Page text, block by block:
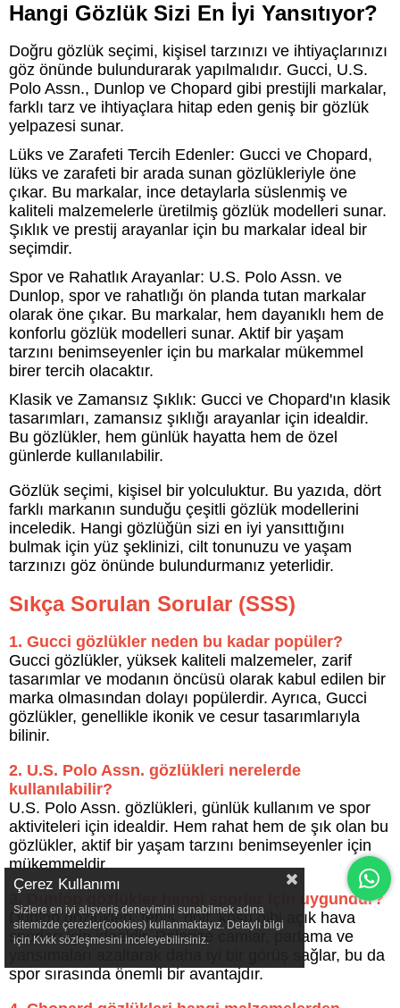
Hangi Gözlük Sizi En İyi Yansıtıyor?
Doğru gözlük seçimi, kişisel tarzınızı ve ihtiyaçlarınızı
göz önünde bulundurarak yapılmalıdır. Gucci, U.S.
Polo Assn., Dunlop ve Chopard gibi prestijli markalar,
farklı tarz ve ihtiyaçlara hitap eden geniş bir gözlük
yelpazesi sunar.
Lüks ve Zarafeti Tercih Edenler: Gucci ve Chopard,
lüks ve zarafeti bir arada sunan gözlükleriyle öne
çıkar. Bu markalar, ince detaylarla süslenmiş ve
kaliteli malzemelerle üretilmiş gözlük modelleri sunar.
Şıklık ve prestij arayanlar için bu markalar ideal bir
seçimdir.
Spor ve Rahatlık Arayanlar: U.S. Polo Assn. ve
Dunlop, spor ve rahatlığı ön planda tutan markalar
olarak öne çıkar. Bu markalar, hem dayanıklı hem de
konforlu gözlük modelleri sunar. Aktif bir yaşam
tarzını benimseyenler için bu markalar mükemmel
birer tercih olacaktır.
Klasik ve Zamansız Şıklık: Gucci ve Chopard'ın klasik
tasarımları, zamansız şıklığı arayanlar için idealdir.
Bu gözlükler, hem günlük hayatta hem de özel
günlerde kullanılabilir.
Gözlük seçimi, kişisel bir yolculuktur. Bu yazıda, dört
farklı markanın sunduğu çeşitli gözlük modellerini
inceledik. Hangi gözlüğün sizi en iyi yansıttığını
bulmak için yüz şeklinizi, cilt tonunuzu ve yaşam
tarzınızı göz önünde bulundurmanız yeterlidir.
Sıkça Sorulan Sorular (SSS)
1. Gucci gözlükler neden bu kadar popüler?
Gucci gözlükler, yüksek kaliteli malzemeler, zarif
tasarımlar ve modanın öncüsü olarak kabul edilen bir
marka olmasından dolayı popülerdir. Ayrıca, Gucci
gözlükler, genellikle ikonik ve cesur tasarımlarıyla
bilinir.
2. U.S. Polo Assn. gözlükleri nerelerde
kullanılabilir?
U.S. Polo Assn. gözlükleri, günlük kullanım ve spor
aktiviteleri için idealdir. Hem rahat hem de şık olan bu
gözlükler, aktif bir yaşam tarzını benimseyenler için
mükemmeldir.
3. Dunlop gözlükler hangi sporlar için uygundur?
Dunlop gözlükleri, tenis, golf, koşu gibi açık hava
sporları için idealdir. Polarize camlar, parlama ve
yansımaları azaltarak daha iyi bir görüş sağlar, bu da
spor sırasında önemli bir avantajdır.
Çerez Kullanımı
Sizlere en iyi alışveriş deneyimini sunabilmek adına
sitemizde çerezler(cookies) kullanmaktayız. Detaylı bilgi
için Kvkk sözleşmesini inceleyebilirsiniz.